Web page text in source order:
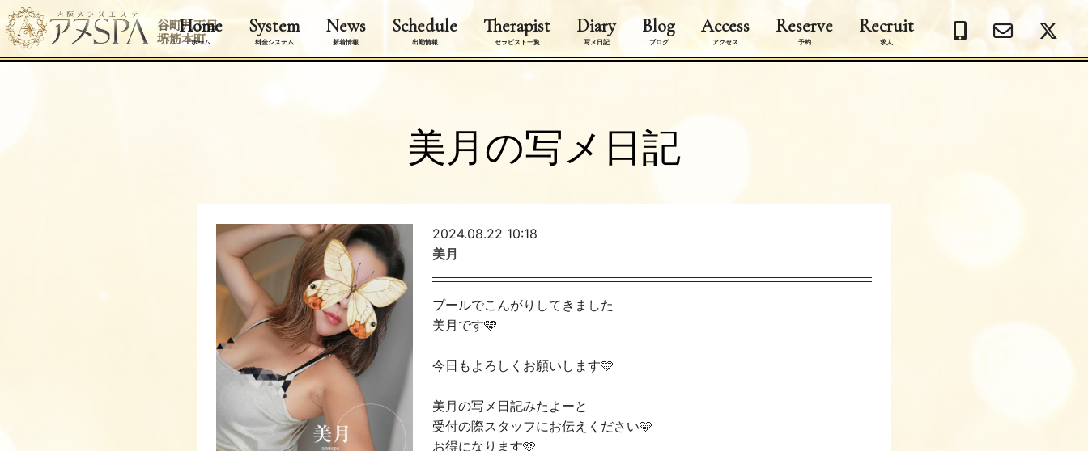
谷町九丁目
堺筋本町
Home
ホーム
System
料金システム
News
新着情報
Schedule
出勤情報
Therapist
セラピスト一覧
Diary
写メ日記
Blog
ブログ
Access
アクセス
Reserve
予約
Recruit
求人
美月の写メ日記
2024.08.22 10:18
美月
プールでこんがりしてきました
美月です🩵
今日もよろしくお願いします🩵
美月の写メ日記みたよーと
受付の際スタッフにお伝えください🩵
お得になります🩵